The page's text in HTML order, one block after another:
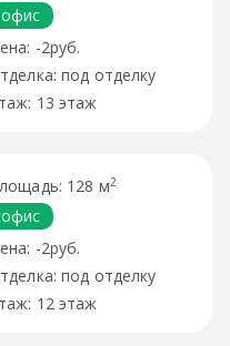
офис
-2руб.
под отделку
13 этаж
128 м2
офис
-2руб.
под отделку
12 этаж